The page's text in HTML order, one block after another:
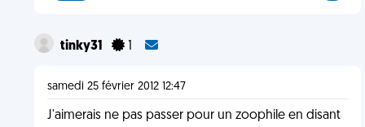
tinky31 1
samedi 25 février 2012 12:47
J'aimerais ne pas passer pour un zoophile en disant